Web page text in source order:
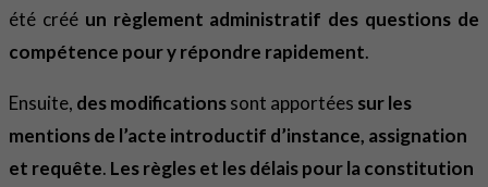
été créé un règlement administratif des questions de
compétence pour y répondre rapidement.
Ensuite, des modificationssont apportées sur les
mentions de l’acte introductif d’instance, assignation
et requête. Les règles et les délais pour la constitution